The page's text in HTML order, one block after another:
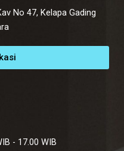
No 47, Kelapa Gading
- 17.00 WIB